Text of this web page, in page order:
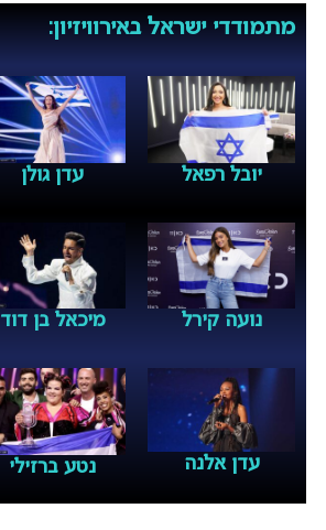
מתמודדי ישראל באירוויזיון:
יובל רפאל עדן גולן
נועה קירל מיכאל בן דוד
עדן אלנה נטע ברזילי